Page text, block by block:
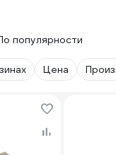
популярности
Цена